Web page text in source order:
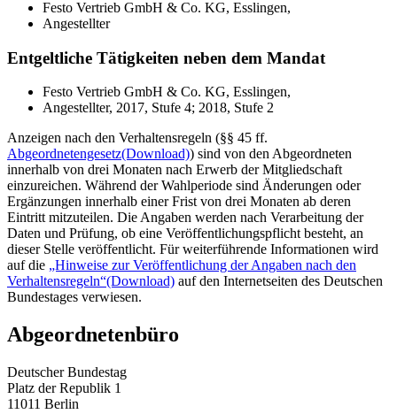
Festo Vertrieb GmbH & Co. KG, Esslingen,
Angestellter
Entgeltliche Tätigkeiten neben dem Mandat
Festo Vertrieb GmbH & Co. KG, Esslingen,
Angestellter, 2017, Stufe 4; 2018, Stufe 2
Anzeigen nach den Verhaltensregeln (§§ 45 ff.
Abgeordnetengesetz(Download)) sind von den Abgeordneten
innerhalb von drei Monaten nach Erwerb der Mitgliedschaft
einzureichen. Während der Wahlperiode sind Änderungen oder
Ergänzungen innerhalb einer Frist von drei Monaten ab deren
Eintritt mitzuteilen. Die Angaben werden nach Verarbeitung der
Daten und Prüfung, ob eine Veröffentlichungspflicht besteht, an
dieser Stelle veröffentlicht. Für weiterführende Informationen wird
auf die „Hinweise zur Veröffentlichung der Angaben nach den
Verhaltensregeln“(Download) auf den Internetseiten des Deutschen
Bundestages verwiesen.
Abgeordnetenbüro
Deutscher Bundestag
Platz der Republik 1
11011 Berlin